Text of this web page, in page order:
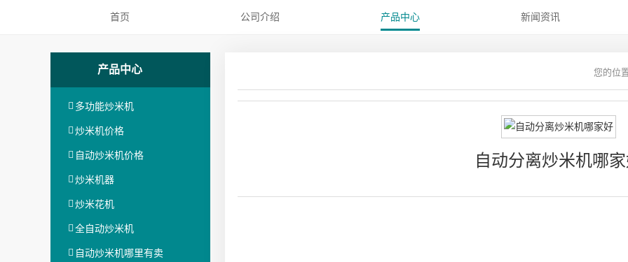
首页 公司介绍 产品中心 新闻资讯
产品中心
多功能炒米机
炒米机价格
自动炒米机价格
炒米机器
炒米花机
全自动炒米机
自动炒米机哪里有卖
自动分离炒米机哪